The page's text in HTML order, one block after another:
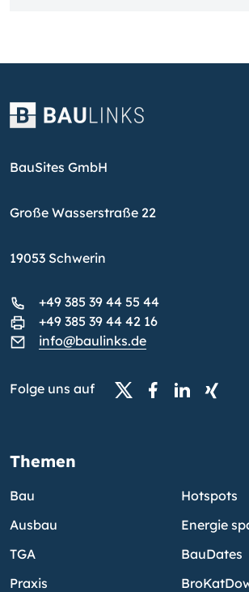
BauSites GmbH
Große Wasserstraße 22
19053 Schwerin
+49 385 39 44 55 44
+49 385 39 44 42 16
info@baulinks.de
Folge uns auf
Themen
Bau
Ausbau
TGA
Praxis
Hotspots
Energie
BauDates